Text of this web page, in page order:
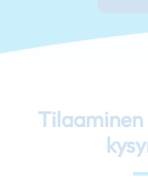
Tilaaminen